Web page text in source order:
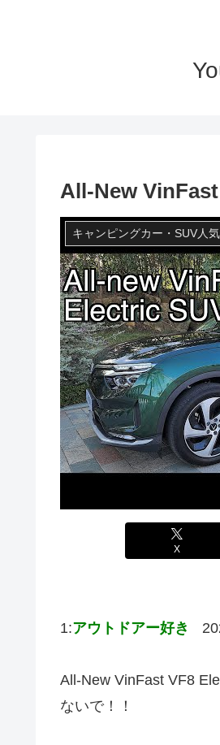
All-New
キャンピングカー・SUV人
X
1:アウトドアー好き
All-New VinFast VF8
ないで！！